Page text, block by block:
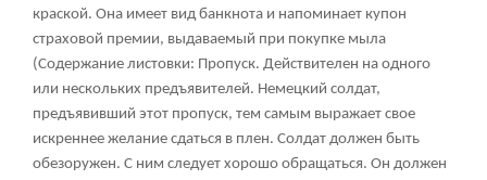
краской. Она имеет вид банкнота и напоминает купон
страховой премии, выдаваемый при покупке мыла
(Содержание листовки: Пропуск. Действителен на одного
или нескольких предъявителей. Немецкий солдат,
предъявивший этот пропуск, тем самым выражает свое
искреннее желание сдаться в плен. Солдат должен быть
обезоружен. С ним следует хорошо обращаться. Он должен